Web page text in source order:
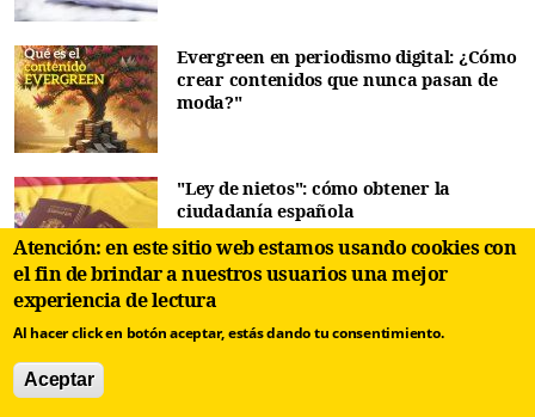
Evergreen en periodismo digital: ¿Cómo
crear contenidos que nunca pasan de
moda?"
"Ley de nietos": cómo obtener la
ciudadanía española
opciones seguras y efectivas
Atención: en este sitio web estamos usando cookies con
el fin de brindar a nuestros usuarios una mejor
experiencia de lectura
Al hacer click en botón aceptar, estás dando tu consentimiento.
Aceptar